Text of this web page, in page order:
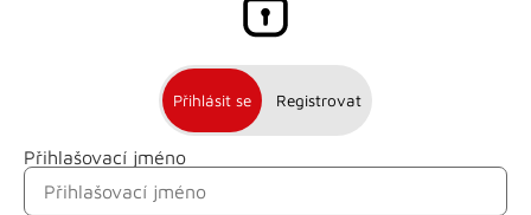
Přihlásit se Registrovat
Přihlašovací jméno
Jméno